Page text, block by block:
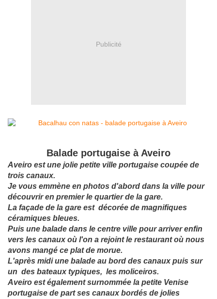
Publicité
Balade portugaise à Aveiro
Aveiro est une jolie petite ville portugaise coupée de
trois canaux.
Je vous emmène en photos d'abord dans la ville pour
découvrir en premier le quartier de la gare.
La façade de la gare est décorée de magnifiques
céramiques bleues.
Puis une balade dans le centre ville pour arriver enfin
vers les canaux où l'on a rejoint le restaurant où nous
avons mangé ce plat de morue.
L'après midi une balade au bord des canaux puis sur
un des bateaux typiques, les moliceiros.
Aveiro est également surnommée la petite Venise
portugaise de part ses canaux bordés de jolies